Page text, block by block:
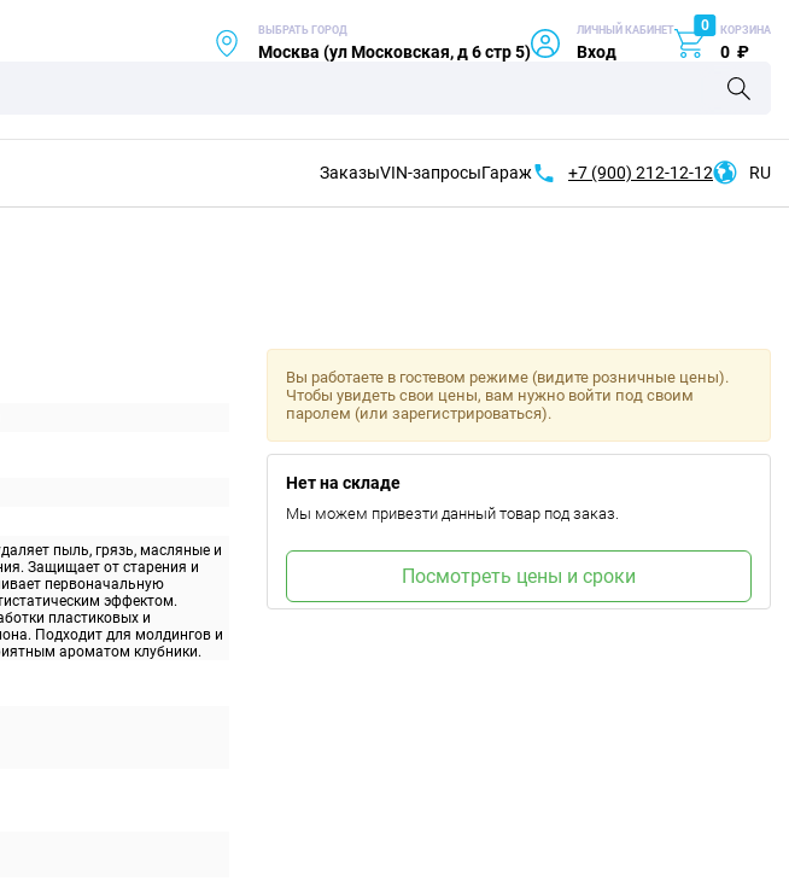
ВЫБРАТЬ ГОРОД
Москва (ул Московская, д 6 стр 5)
ЛИЧНЫЙ КАБИНЕТ
Вход
0 КОРЗИНА
0 ₽
ЗаказыVIN-запросыГараж +7 (900) 212-12-12 RU
пыль, грязь, масляные и
Защищает от старения и
первоначальную
эффектом.
пластиковых и
Подходит для молдингов и
ароматом клубники.
Вы работаете в гостевом режиме (видите розничные цены).
Чтобы увидеть свои цены, вам нужно войти под своим
паролем (или зарегистрироваться).
Нет на складе
Мы можем привезти данный товар под заказ.
Посмотреть цены и сроки